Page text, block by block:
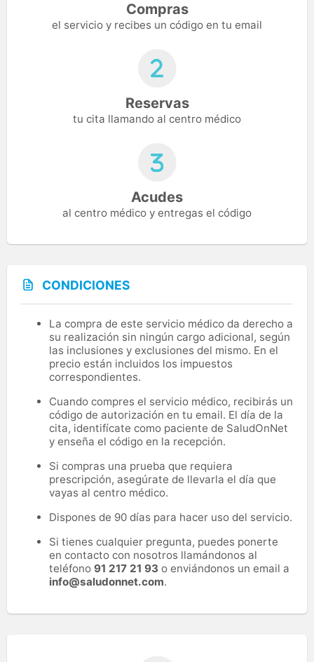
Compras
el servicio y recibes un código en tu email
Reservas
tu cita llamando al centro médico
Acudes
al centro médico y entregas el código
CONDICIONES
La compra de este servicio médico da derecho a
su realización sin ningún cargo adicional, según
las inclusiones y exclusiones del mismo. En el
precio están incluidos los impuestos
correspondientes.
Cuando compres el servicio médico, recibirás un
código de autorización en tu email. El día de la
cita, identifícate como paciente de SaludOnNet
y enseña el código en la recepción.
Si compras una prueba que requiera
prescripción, asegúrate de llevarla el día que
vayas al centro médico.
Dispones de 90 días para hacer uso del servicio.
Si tienes cualquier pregunta, puedes ponerte
en contacto con nosotros llamándonos al
teléfono 91 217 21 93 o enviándonos un email a
info@saludonnet.com.